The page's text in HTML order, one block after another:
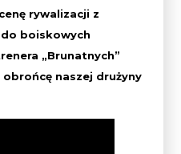
rywalizacji z
boiskowych
„Brunatnych”
naszej drużyny